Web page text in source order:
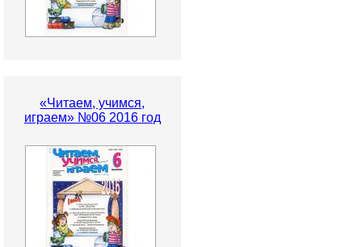
«Читаем, учимся,
играем» №06 2016 год